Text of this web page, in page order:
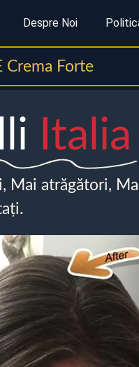
Despre Noi
Crema Forte
Italia
Mai atrăgători,